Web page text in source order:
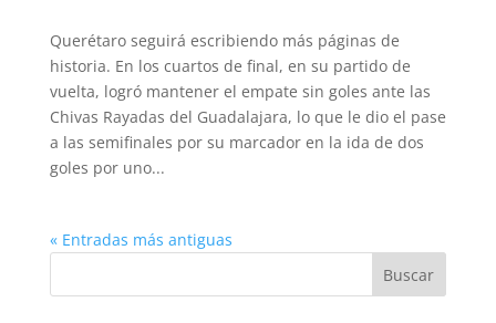
Querétaro seguirá escribiendo más páginas de
historia. En los cuartos de final, en su partido de
vuelta, logró mantener el empate sin goles ante las
Chivas Rayadas del Guadalajara, lo que le dio el pase
a las semifinales por su marcador en la ida de dos
goles por uno...
« Entradas más antiguas
Buscar